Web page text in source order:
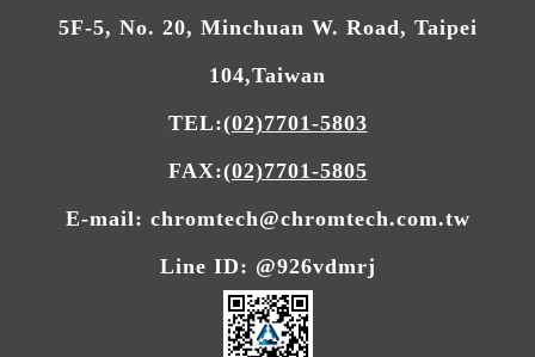
5F-5, No. 20, Minchuan W. Road, Taipei
104,Taiwan
TEL:(02)7701-5803
FAX:(02)7701-5805
E-mail: chromtech@chromtech.com.tw
Line ID: @926vdmrj